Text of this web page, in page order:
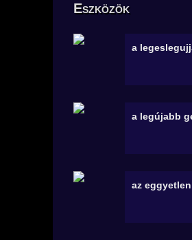
Eszközök
a
a legújabb
az eggyetlen